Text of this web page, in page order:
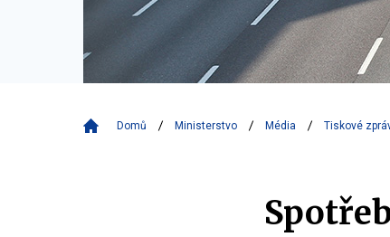
Domů Ministerstvo Média Tiskové